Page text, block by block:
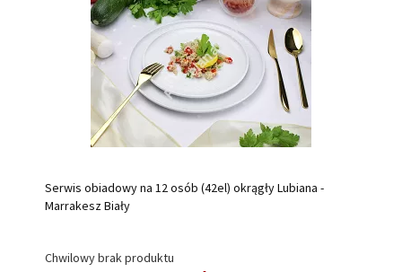
Serwis obiadowy na 12 osób (42el) okrągły Lubiana -
Marrakesz Biały
Chwilowy brak produktu